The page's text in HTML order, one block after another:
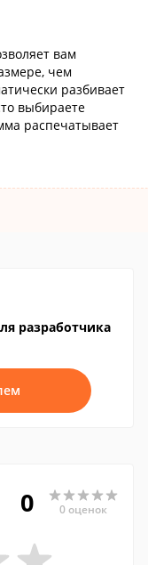
вам
чем
разбивает
выбираете
распечатывает
разработчика
0 0 оценок